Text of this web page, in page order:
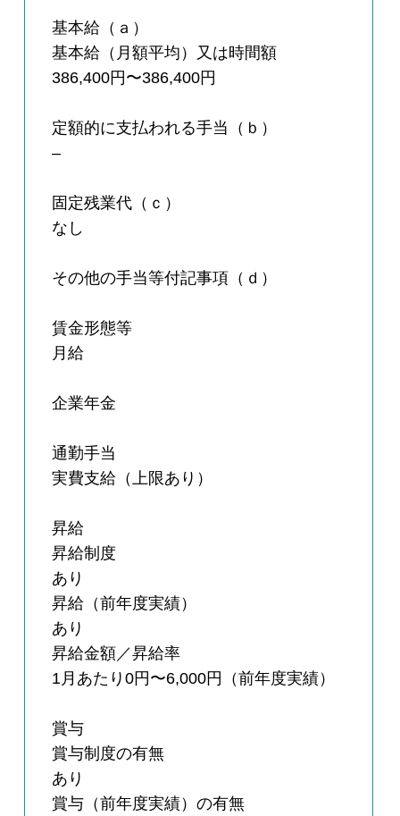
基本給（ａ）
基本給（月額平均）又は時間額
386,400円〜386,400円
定額的に支払われる手当（ｂ）
–
固定残業代（ｃ）
なし
その他の手当等付記事項（ｄ）
賃金形態等
月給
企業年金
通勤手当
実費支給（上限あり）
昇給
昇給制度
あり
昇給（前年度実績）
あり
昇給金額／昇給率
1月あたり0円〜6,000円（前年度実績）
賞与
賞与制度の有無
あり
賞与（前年度実績）の有無